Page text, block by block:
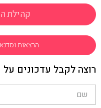
קהילת
הרצאות
רוצה לקבל עדכונים